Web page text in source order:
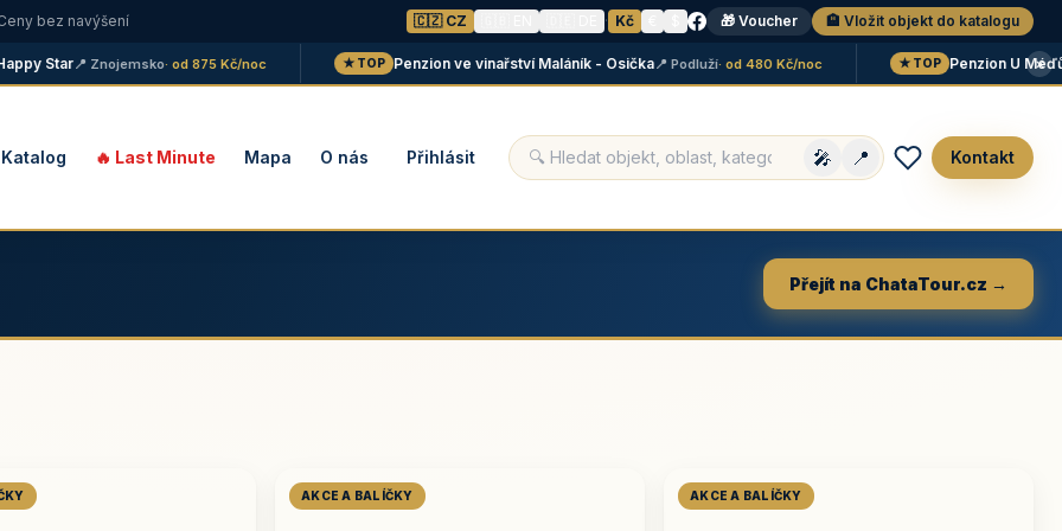
bez navýšení 🇨🇿 CZ · Kč 🎁 Voucher 🏨 Vložit objekt do katalogu
Star📍 Znojemsko· od 875 Kč/noc ★ TOP Penzion ve vinařství Maláník - Osička📍 Podluží· od 480 Kč/noc ★ TOP Penzion U Méďů📍
×
Katalog 🔥 Last Minute Mapa O nás Přihlásit 🎤 📍 Kontakt
Přejít na ChataTour.cz →
AKCE A BALÍČKY AKCE A BALÍČKY